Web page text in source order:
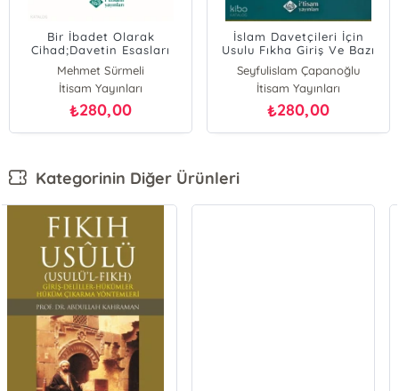
Bir İbadet Olarak
Cihad;Davetin Esasları
Mehmet Sürmeli
İtisam Yayınları
₺280,00
İslam Davetçileri İçin
Usulu Fıkha Giriş Ve Bazı
Fıkhi Meseleler
Seyfulislam Çapanoğlu
İtisam Yayınları
₺280,00
Kategorinin Diğer Ürünleri